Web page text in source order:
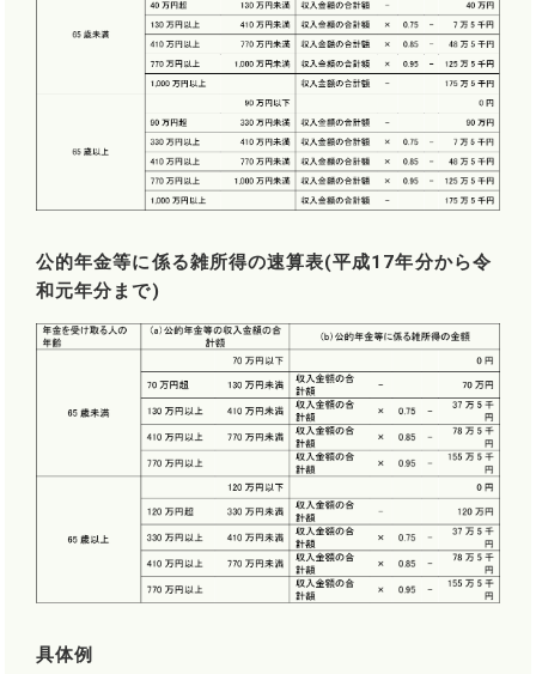
公的年金等に係る雑所得の速算表(平成17年分から令
和元年分まで)
具体例